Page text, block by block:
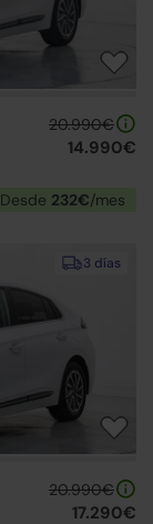
20.990€
14.990€
Desde 232€/mes
3 días
20.990€
17.290€